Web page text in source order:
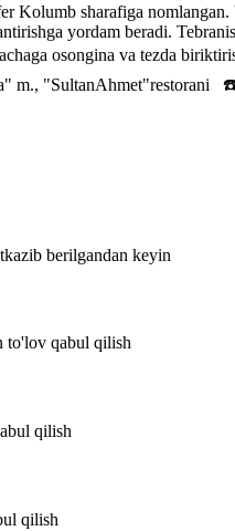
Kolumb sharafiga
yordam beradi.
osongina va tezda
m., "SultanAhmet"restorani
berilgandan keyin
to'lov qabul qilish
qilish
qilish